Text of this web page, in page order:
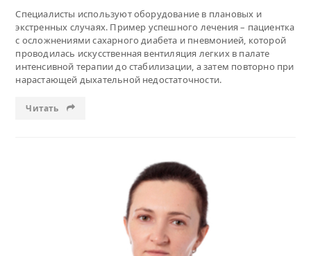
Специалисты используют оборудование в плановых и
экстренных случаях. Пример успешного лечения – пациентка
с осложнениями сахарного диабета и пневмонией, которой
проводилась искусственная вентиляция легких в палате
интенсивной терапии до стабилизации, а затем повторно при
нарастающей дыхательной недостаточности.
Читать
Читать